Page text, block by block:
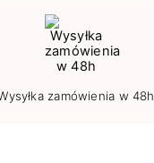
zamówienia w 48h